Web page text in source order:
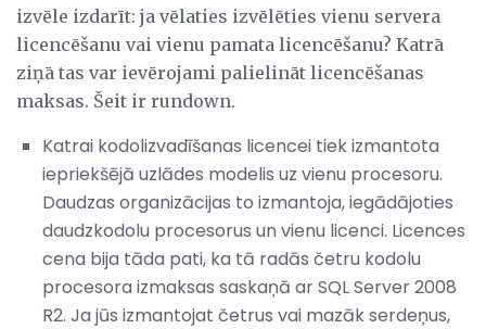
izvēle izdarīt: ja vēlaties izvēlēties vienu servera
licencēšanu vai vienu pamata licencēšanu? Katrā
ziņā tas var ievērojami palielināt licencēšanas
maksas. Šeit ir rundown.
Katrai kodolizvadīšanas licencei tiek izmantota
iepriekšējā uzlādes modelis uz vienu procesoru.
Daudzas organizācijas to izmantoja, iegādājoties
daudzkodolu procesorus un vienu licenci. Licences
cena bija tāda pati, ka tā radās četru kodolu
procesora izmaksas saskaņā ar SQL Server 2008
R2. Ja jūs izmantojat četrus vai mazāk serdeņus,